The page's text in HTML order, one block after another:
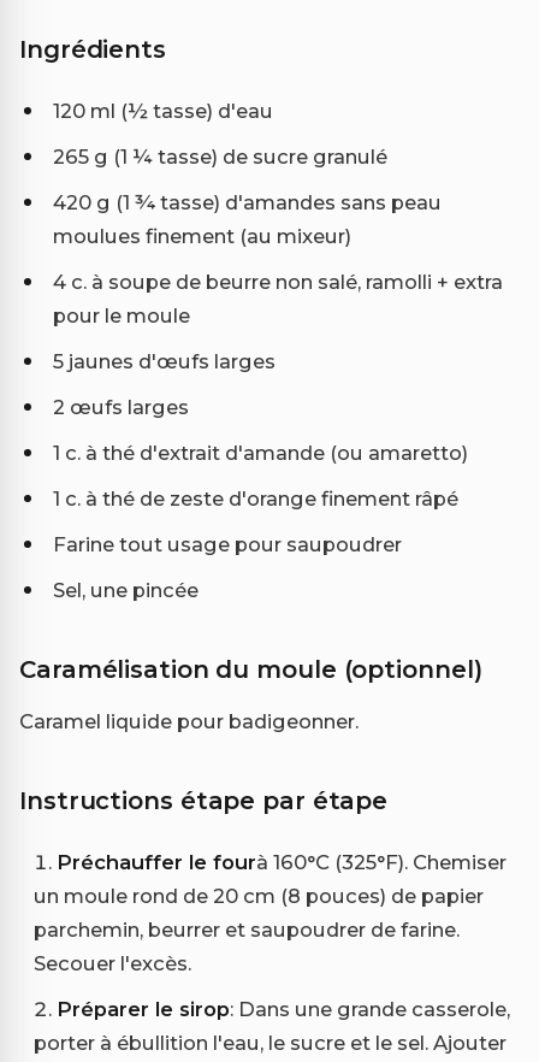
Ingrédients
120 ml (½ tasse) d'eau
265 g (1 ¼ tasse) de sucre granulé
420 g (1 ¾ tasse) d'amandes sans peau
moulues finement (au mixeur)
4 c. à soupe de beurre non salé, ramolli + extra
pour le moule
5 jaunes d'œufs larges
2 œufs larges
1 c. à thé d'extrait d'amande (ou amaretto)
1 c. à thé de zeste d'orange finement râpé
Farine tout usage pour saupoudrer
Sel, une pincée
Caramélisation du moule (optionnel)
Caramel liquide pour badigeonner.
Instructions étape par étape
Préchauffer le fourà 160°C (325°F). Chemiser
un moule rond de 20 cm (8 pouces) de papier
parchemin, beurrer et saupoudrer de farine.
Secouer l'excès.
Préparer le sirop: Dans une grande casserole,
porter à ébullition l'eau, le sucre et le sel. Ajouter